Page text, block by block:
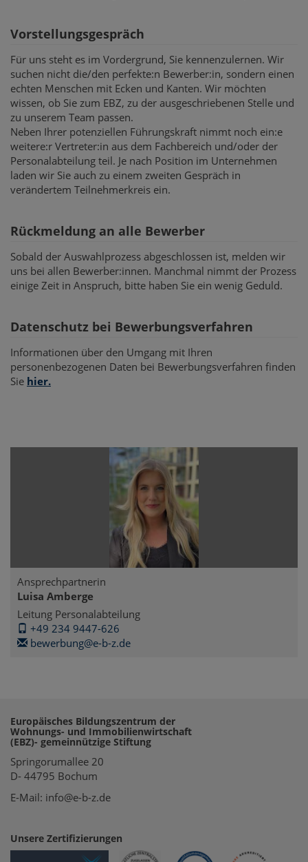
Vorstellungsgespräch
Für uns steht es im Vordergrund, Sie kennenzulernen. Wir
suchen nicht die/den perfekte:n Bewerber:in, sondern einen
echten Menschen mit Ecken und Kanten. Wir möchten
wissen, ob Sie zum EBZ, zu der ausgeschriebenen Stelle und
zu unserem Team passen.
Neben Ihrer potenziellen Führungskraft nimmt noch ein:e
weitere:r Vertreter:in aus dem Fachbereich und/oder der
Personalabteilung teil. Je nach Position im Unternehmen
laden wir Sie auch zu einem zweiten Gespräch in
verändertem Teilnehmerkreis ein.
Rückmeldung an alle Bewerber
Sobald der Auswahlprozess abgeschlossen ist, melden wir
uns bei allen Bewerber:innen. Manchmal nimmt der Prozess
einige Zeit in Anspruch, bitte haben Sie ein wenig Geduld.
Datenschutz bei Bewerbungsverfahren
Informationen über den Umgang mit Ihren
personenbezogenen Daten bei Bewerbungsverfahren finden
Sie hier.
Ansprechpartnerin
Luisa Amberge
Leitung Personalabteilung
+49 234 9447-626
bewerbung@e-b-z.de
Europäisches Bildungszentrum der
Wohnungs- und Immobilienwirtschaft
(EBZ)- gemeinnützige Stiftung
Springorumallee 20
D- 44795 Bochum
E-Mail: info@e-b-z.de
Unsere Zertifizierungen